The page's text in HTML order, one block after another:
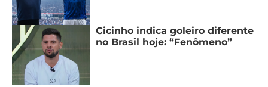
Cicinho indica goleiro diferente
no Brasil hoje: “Fenômeno”